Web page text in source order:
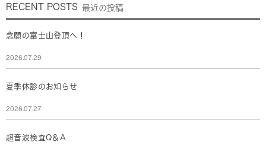
RECENT POSTS 最近の投稿
念願の富士山登頂へ！
2026.07.29
夏季休診のお知らせ
2026.07.27
超音波検査Q＆A